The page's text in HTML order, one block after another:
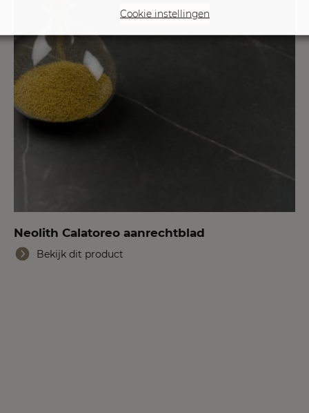
Neolith Calatoreo aanrechtblad
Bekijk dit product
Cookie instellingen